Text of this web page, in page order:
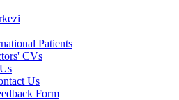
Patients
CVs
Us
Form